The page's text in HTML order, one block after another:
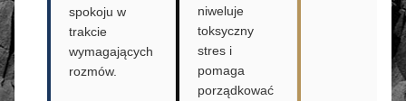
spokoju w
trakcie
wymagających
rozmów.
niweluje
toksyczny
stres i
pomaga
porządkować